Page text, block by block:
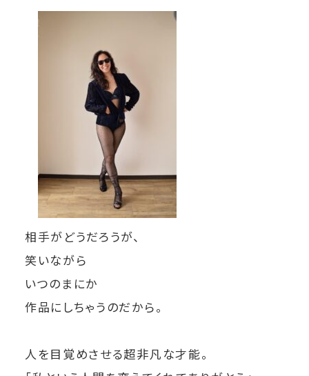
相手がどうだろうが、
笑いながら
いつのまにか
作品にしちゃうのだから。
人を目覚めさせる超非凡な才能。